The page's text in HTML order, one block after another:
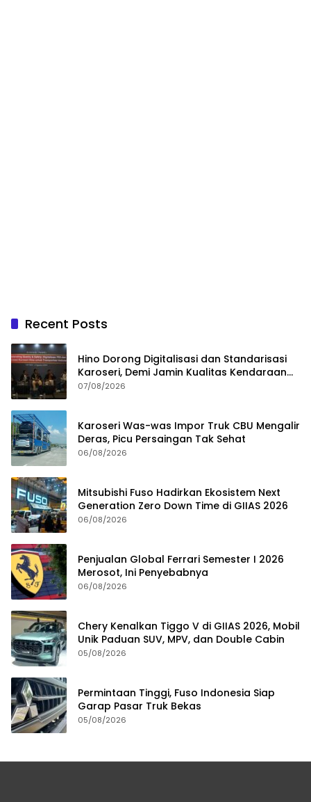
Recent Posts
Hino Dorong Digitalisasi dan Standarisasi
Karoseri, Demi Jamin Kualitas Kendaraan
Pelanggan
07/08/2026
Karoseri Was-was Impor Truk CBU Mengalir
Deras, Picu Persaingan Tak Sehat
06/08/2026
Mitsubishi Fuso Hadirkan Ekosistem Next
Generation Zero Down Time di GIIAS 2026
06/08/2026
Penjualan Global Ferrari Semester I 2026
Merosot, Ini Penyebabnya
06/08/2026
Chery Kenalkan Tiggo V di GIIAS 2026, Mobil
Unik Paduan SUV, MPV, dan Double Cabin
05/08/2026
Permintaan Tinggi, Fuso Indonesia Siap
Garap Pasar Truk Bekas
05/08/2026